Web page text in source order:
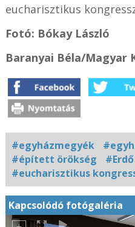
eucharisztikus
Fotó: Bókay László
Baranyai Béla/Magyar
#egyházmegyék
#épített örökség
#eucharisztikus
Kapcsolódó fotógaléria